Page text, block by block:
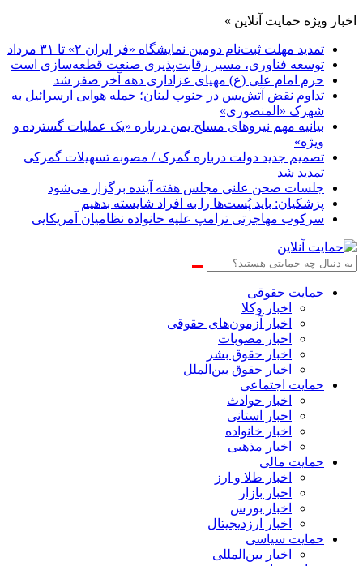
اخبار ویژه حمایت آنلاین »
تمدید مهلت ثبت‌نام دومین نمایشگاه «فر ایران ۲» تا ۳۱ مرداد
توسعه فناوری، مسیر رقابت‌پذیری صنعت قطعه‌سازی است
حرم امام علی (ع) مهیای عزاداری دهه آخر صفر شد
تداوم نقض آتش‌بس در جنوب لبنان؛ حمله هوایی ارسرائیل به
شهرک «المنصوری»
بیانیه مهم نیروهای مسلح یمن درباره «یک عملیات گسترده و
ویژه»
تصمیم جدید دولت درباره گمرک / مصوبه تسهیلات گمرکی
تمدید شد
جلسات صحن علنی مجلس هفته آینده برگزار می‌شود
پزشکیان: باید پُست‌ها را به افراد شایسته بدهیم
سرکوب مهاجرتی ترامپ علیه خانواده نظامیان آمریکایی
حمایت حقوقی
اخبار وکلا
اخبار آزمون‌های حقوقی
اخبار مصوبات
اخبار حقوق بشر
اخبار حقوق بین‌الملل
حمایت اجتماعی
اخبار حوادث
اخبار استانی
اخبار خانواده
اخبار مذهبی
حمایت مالی
اخبار طلا و ارز
اخبار بازار
اخبار بورس
اخبار ارزدیجیتال
حمایت سیاسی
اخبار بین‌المللی